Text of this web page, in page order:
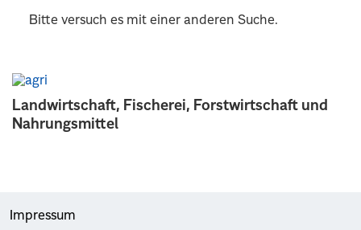
Landwirtschaft, Fischerei, Forstwirtschaft und
Nahrungsmittel
Bitte versuch es mit einer anderen Suche.
Impressum